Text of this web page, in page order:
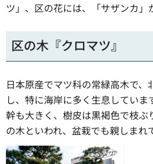
ツ」、区の花には、「サザンカ」
区の木『クロマツ』
日本原産でマツ科の常緑高木で、
し、特に海岸に多く生息していま
幹も大きく、樹皮は黒褐色で枝ぶ
の木といわれ、盆栽でも親しまれ